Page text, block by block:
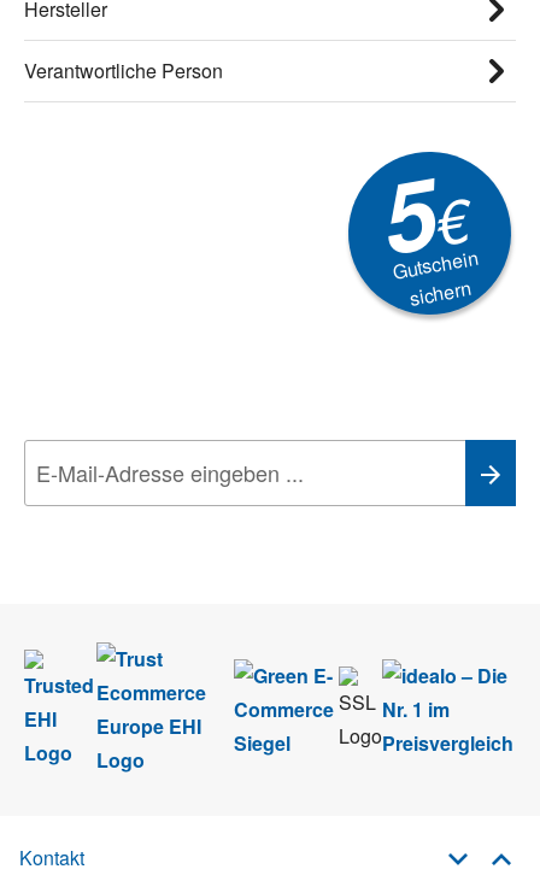
Hersteller
Verantwortliche Person
5€
Gutschein
sichern
Kontakt